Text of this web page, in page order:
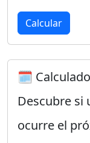
Calcular
🗓️
Descubre si
ocurre el